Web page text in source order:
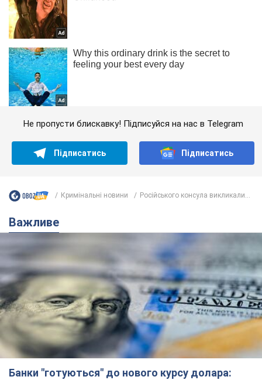
Не пропусти блискавку! Підписуйся на нас в Telegram
Підписатись Підписатись
Кримінальні новини Російського консула викликали...
Важливе
Банки "готуються" до нового курсу долара: